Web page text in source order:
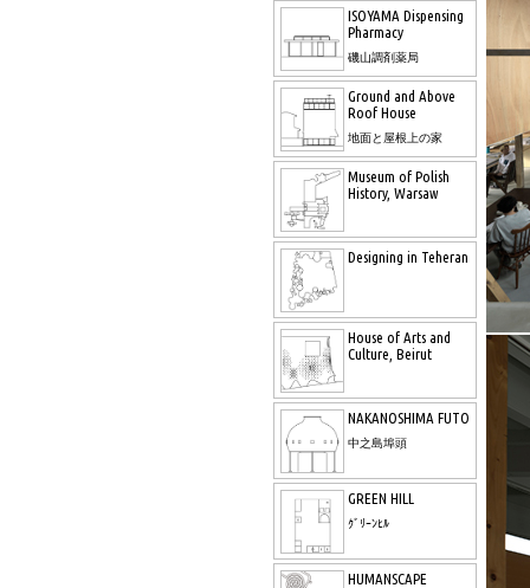
ISOYAMA Dispensing
Pharmacy
磯山調剤薬局
Ground and Above
Roof House
地面と屋根上の家
Museum of Polish
History, Warsaw
Designing in Teheran
House of Arts and
Culture, Beirut
NAKANOSHIMA FUTO
中之島埠頭
GREEN HILL
ｸﾞﾘｰﾝﾋﾙ
HUMANSCAPE